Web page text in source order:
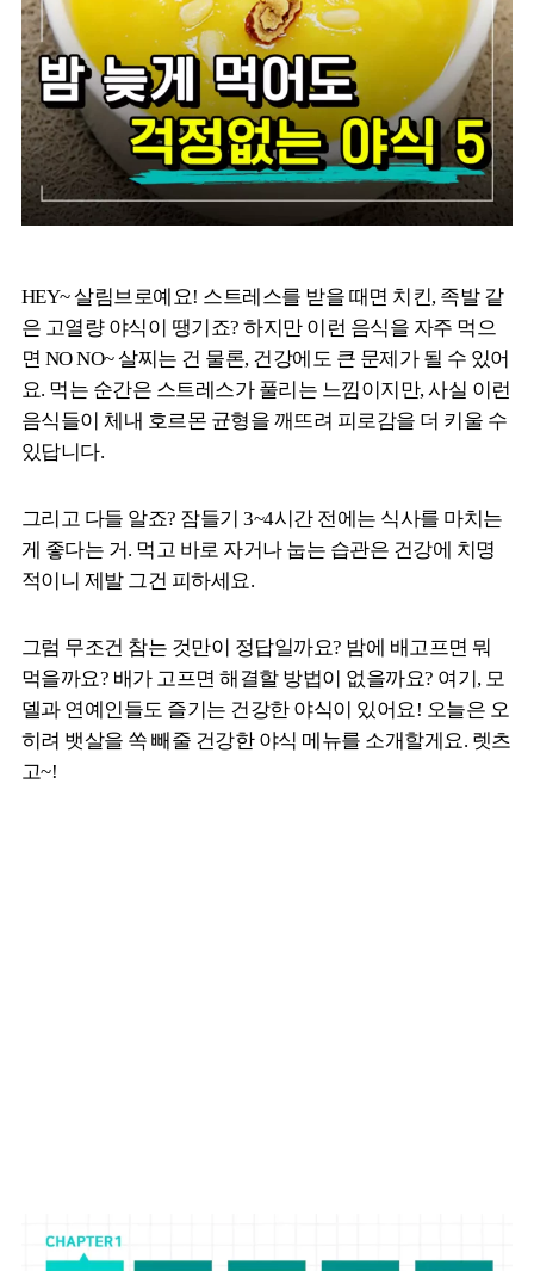
HEY~ 살림브로예요! 스트레스를 받을 때면 치킨, 족발 같
은 고열량 야식이 땡기죠? 하지만 이런 음식을 자주 먹으
면 NO NO~ 살찌는 건 물론, 건강에도 큰 문제가 될 수 있어
요. 먹는 순간은 스트레스가 풀리는 느낌이지만, 사실 이런
음식들이 체내 호르몬 균형을 깨뜨려 피로감을 더 키울 수
있답니다.
그리고 다들 알죠? 잠들기 3~4시간 전에는 식사를 마치는
게 좋다는 거. 먹고 바로 자거나 눕는 습관은 건강에 치명
적이니 제발 그건 피하세요.
그럼 무조건 참는 것만이 정답일까요? 밤에 배고프면 뭐
먹을까요? 배가 고프면 해결할 방법이 없을까요? 여기, 모
델과 연예인들도 즐기는 건강한 야식이 있어요! 오늘은 오
히려 뱃살을 쏙 빼줄 건강한 야식 메뉴를 소개할게요. 렛츠
고~!